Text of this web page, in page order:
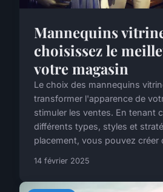
Mannequins
choisissez le
votre magasin
Le choix des mannequins
transformer l'apparence de
stimuler les ventes. En tenant
différents types, styles et
placement, vous pouvez créer
14 février 2025